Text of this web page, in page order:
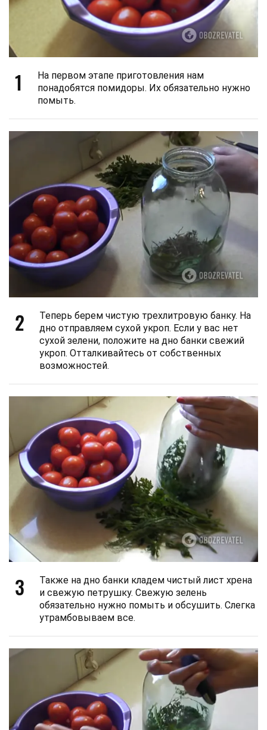
1
На первом этапе приготовления нам
понадобятся помидоры. Их обязательно нужно
помыть.
2
Теперь берем чистую трехлитровую банку. На
дно отправляем сухой укроп. Если у вас нет
сухой зелени, положите на дно банки свежий
укроп. Отталкивайтесь от собственных
возможностей.
3
Также на дно банки кладем чистый лист хрена
и свежую петрушку. Свежую зелень
обязательно нужно помыть и обсушить. Слегка
утрамбовываем все.